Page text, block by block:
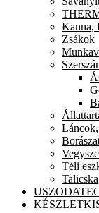
Kanna,
Zsákok
Téli